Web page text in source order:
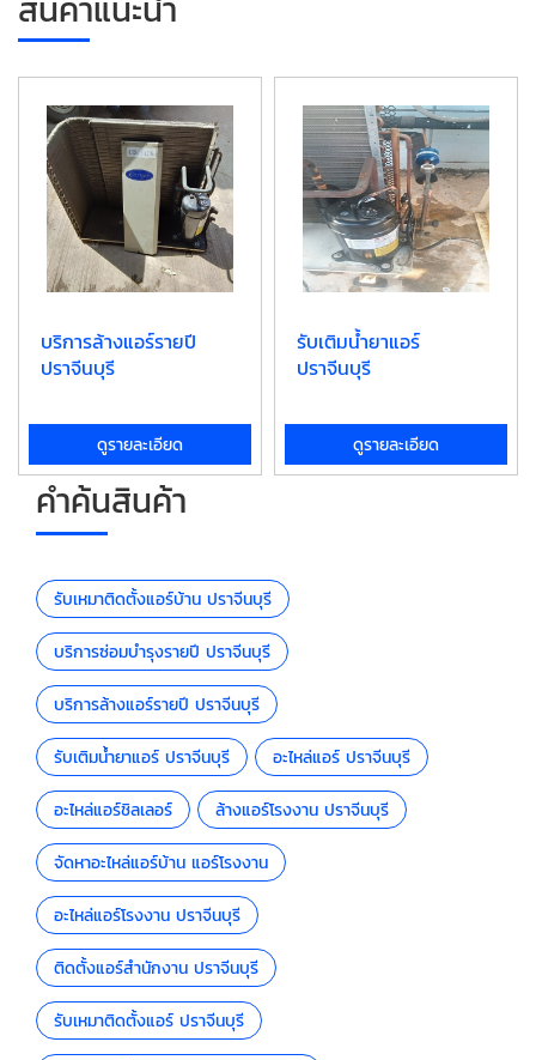
บริการล้างแอร์รายปี
ปราจีนบุรี
ดูรายละเอียด
รับเติมน้ำยาแอร์
ปราจีนบุรี
ดูรายละเอียด
คำค้นสินค้า
รับเหมาติดตั้งแอร์บ้าน ปราจีนบุรี
บริการซ่อมบำรุงรายปี ปราจีนบุรี
บริการล้างแอร์รายปี ปราจีนบุรี
รับเติมน้ำยาแอร์ ปราจีนบุรี อะไหล่แอร์ ปราจีนบุรี
อะไหล่แอร์ชิลเลอร์ ล้างแอร์โรงงาน ปราจีนบุรี
จัดหาอะไหล่แอร์บ้าน แอร์โรงงาน
อะไหล่แอร์โรงงาน ปราจีนบุรี
ติดตั้งแอร์สำนักงาน ปราจีนบุรี
รับเหมาติดตั้งแอร์ ปราจีนบุรี